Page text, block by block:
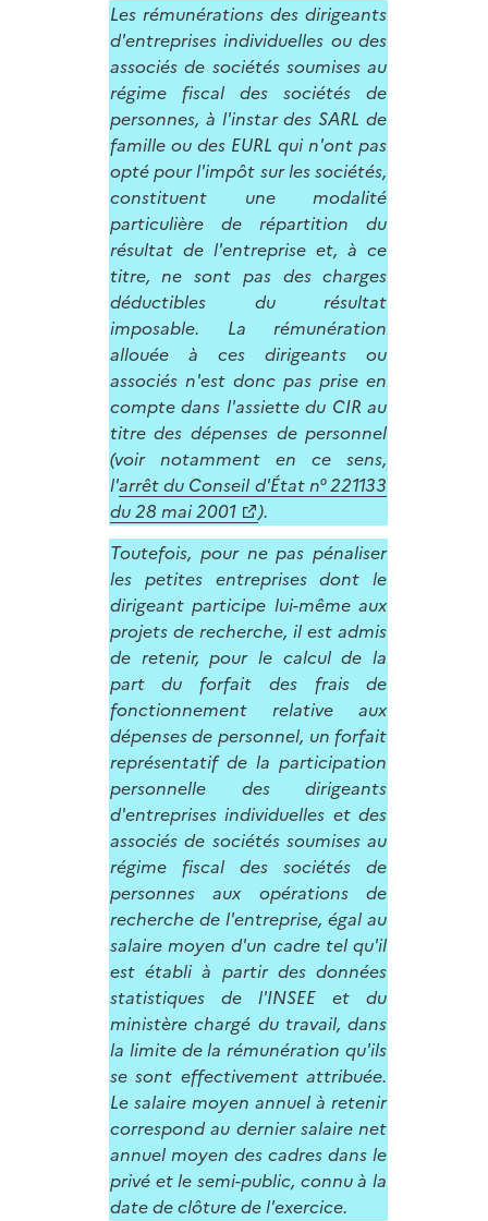
Les rémunérations des dirigeants
d'entreprises individuelles ou des
associés de sociétés soumises au
régime fiscal des sociétés de
personnes, à l'instar des SARL de
famille ou des EURL qui n'ont pas
opté pour l'impôt sur les sociétés,
constituent une modalité
particulière de répartition du
résultat de l'entreprise et, à ce
titre, ne sont pas des charges
déductibles du résultat
imposable. La rémunération
allouée à ces dirigeants ou
associés n'est donc pas prise en
compte dans l'assiette du CIR au
titre des dépenses de personnel
(voir notamment en ce sens,
l'arrêt du Conseil d'État n° 221133
du 28 mai 2001
).
Toutefois, pour ne pas pénaliser
les petites entreprises dont le
dirigeant participe lui-même aux
projets de recherche, il est admis
de retenir, pour le calcul de la
part du forfait des frais de
fonctionnement relative aux
dépenses de personnel, un forfait
représentatif de la participation
personnelle des dirigeants
d'entreprises individuelles et des
associés de sociétés soumises au
régime fiscal des sociétés de
personnes aux opérations de
recherche de l'entreprise, égal au
salaire moyen d'un cadre tel qu'il
est établi à partir des données
statistiques de l'INSEE et du
ministère chargé du travail, dans
la limite de la rémunération qu'ils
se sont effectivement attribuée.
Le salaire moyen annuel à retenir
correspond au dernier salaire net
annuel moyen des cadres dans le
privé et le semi-public, connu à la
date de clôture de l'exercice.